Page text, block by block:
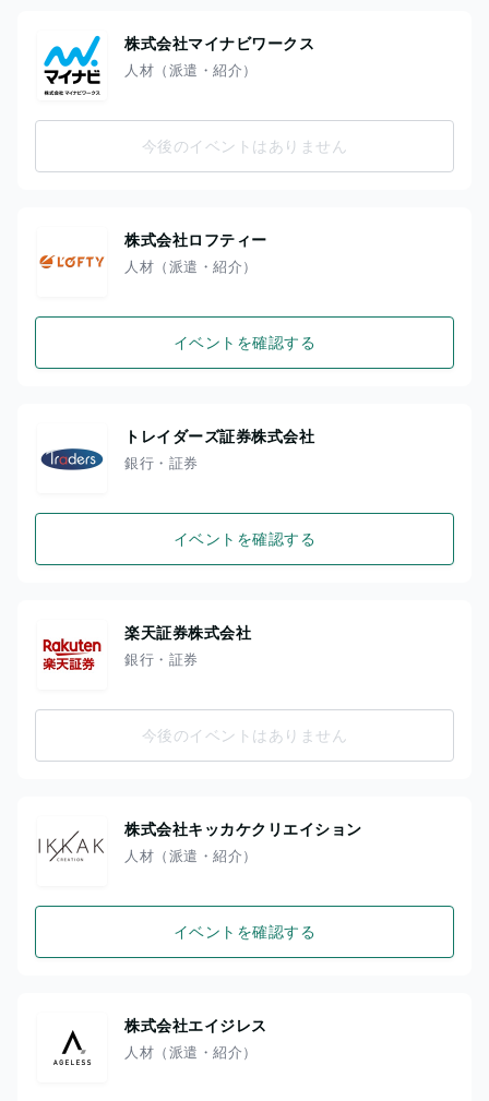
株式会社マイナビワークス
人材（派遣・紹介）
今後のイベントはありません
株式会社ロフティー
人材（派遣・紹介）
イベントを確認する
トレイダーズ証券株式会社
銀行・証券
イベントを確認する
楽天証券株式会社
銀行・証券
今後のイベントはありません
株式会社キッカケクリエイション
人材（派遣・紹介）
イベントを確認する
株式会社エイジレス
人材（派遣・紹介）